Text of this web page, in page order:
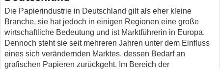
Die Papierindustrie in Deutschland gilt als eher kleine
Branche, sie hat jedoch in einigen Regionen eine große
wirtschaftliche Bedeutung und ist Marktführerin in Europa.
Dennoch steht sie seit mehreren Jahren unter dem Einfluss
eines sich verändernden Marktes, dessen Bedarf an
grafischen Papieren zurückgeht. Im Bereich der